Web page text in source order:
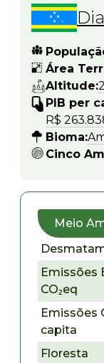
Área
Altitude:
PIB per
R$
Bioma:
Cinco
Meio
Emissões
CO₂eq
Emissões
capita
Floresta